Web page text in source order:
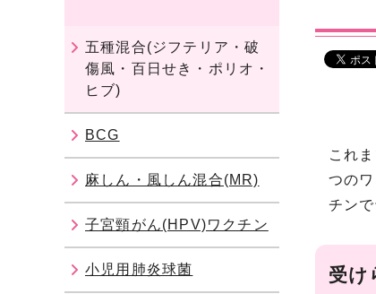
これ
つの
チン
受け
五種混合(ジフテリア・破
傷風・百日せき・ポリオ・
ヒブ)
BCG
麻しん・風しん混合(MR)
子宮頸がん(HPV)ワクチン
小児用肺炎球菌